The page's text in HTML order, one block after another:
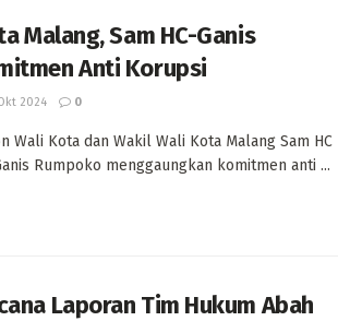
Malang, Sam HC-Ganis
Anti Korupsi
2024 0
Wali Kota dan Wakil Wali Kota Malang Sam HC
Rumpoko menggaungkan komitmen anti ...
Laporan Tim Hukum Abah